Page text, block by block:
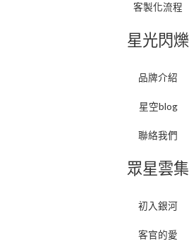
客製化流程
星光閃爍
品牌介紹
星空blog
聯絡我們
眾星雲集
初入銀河
客官的愛